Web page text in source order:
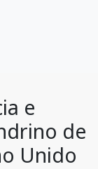
e
de
Unido